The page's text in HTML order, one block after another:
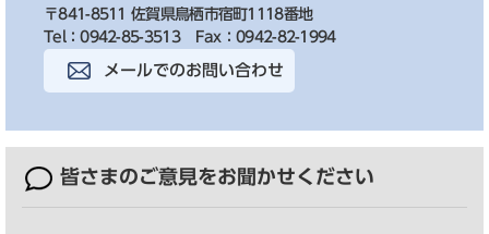
〒841-8511 佐賀県鳥栖市宿町1118番地
Tel：0942-85-3513
Fax：0942-82-1994
メールでのお問い合わせ
皆さまのご意見をお聞かせください